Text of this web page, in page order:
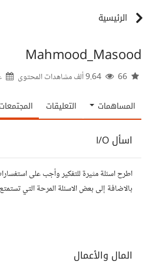
الرئيسية
Mahmood_Masood
المساهمات التعليقات
اسأل I/O
بالاضافة إلى بعض الاسئلة المرحة التي
المال والأعمال